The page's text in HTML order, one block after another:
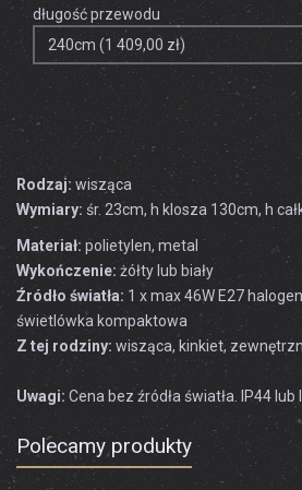
długość przewodu
240cm (1 409,00 zł)
Rodzaj: wisząca
Wymiary: śr. 23cm, h klosza 130cm, h
Materiał: polietylen, metal
Wykończenie: żółty lub biały
Źródło światła: 1 x max 46W E27
świetlówka kompaktowa
Z tej rodziny: wisząca, kinkiet,
Uwagi: Cena bez źródła światła. IP44 lub
Polecamy produkty